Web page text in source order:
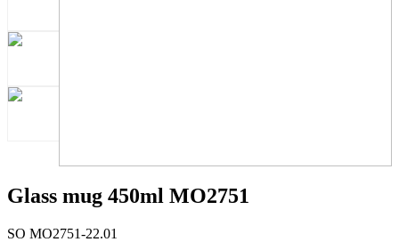
Glass mug 450ml MO2751
SO MO2751-22.01